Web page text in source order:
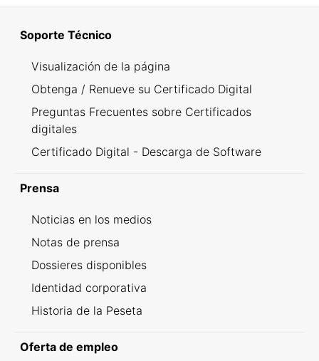
Soporte Técnico
Visualización de la página
Obtenga / Renueve su Certificado Digital
Preguntas Frecuentes sobre Certificados
digitales
Certificado Digital - Descarga de Software
Prensa
Noticias en los medios
Notas de prensa
Dossieres disponibles
Identidad corporativa
Historia de la Peseta
Oferta de empleo